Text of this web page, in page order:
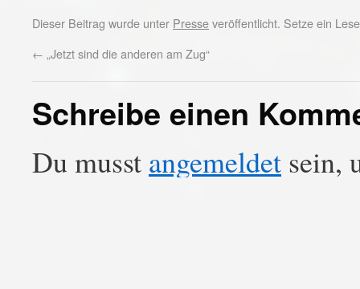
Dieser Beitrag wurde unter Presseveröffentlicht. Setze ein
← „Jetzt sind die anderen am Zug“
Schreibe einen
Du musst angemeldet sein,